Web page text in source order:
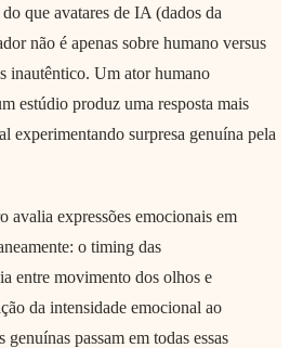
do que avatares de IA (dados da
não é apenas sobre humano versus
inautêntico. Um ator humano
estúdio produz uma resposta mais
experimentando surpresa genuína pela
avalia expressões emocionais em
o timing das
entre movimento dos olhos e
da intensidade emocional ao
passam em todas essas